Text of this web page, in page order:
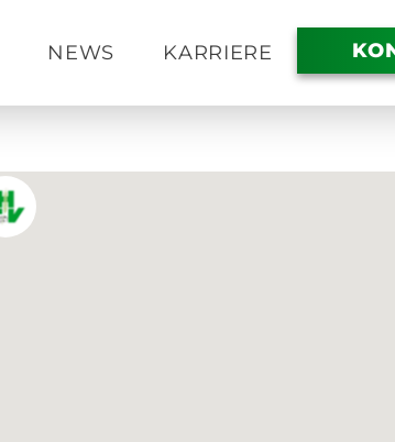
NEWS KARRIERE